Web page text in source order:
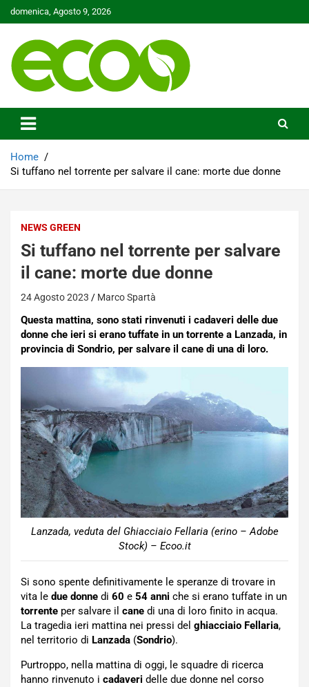
Skip
to
domenica, Agosto 9, 2026
Ecoo.it
Home
Si tuffano nel torrente per salvare il cane: morte due donne
NEWS GREEN
Si tuffano nel torrente per salvare
il cane: morte due donne
24 Agosto 2023 Marco Spartà
Questa mattina, sono stati rinvenuti i cadaveri delle due
donne che ieri si erano tuffate in un torrente a Lanzada, in
provincia di Sondrio, per salvare il cane di una di loro.
Lanzada, veduta del Ghiacciaio Fellaria (erino – Adobe
Stock) – Ecoo.it
Si sono spente definitivamente le speranze di trovare in
vita le due donne di 60 e 54 anni che si erano tuffate in un
torrente per salvare il cane di una di loro finito in acqua.
La tragedia ieri mattina nei pressi del ghiacciaio Fellaria,
nel territorio di Lanzada (Sondrio).
Purtroppo, nella mattina di oggi, le squadre di ricerca
hanno rinvenuto i cadaveri delle due donne nel corso